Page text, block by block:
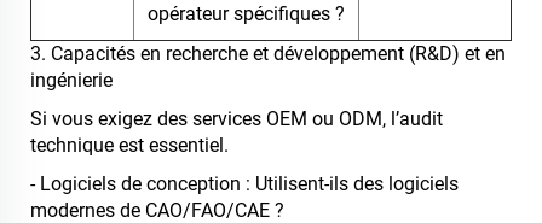
opérateur spécifiques ?
3. Capacités en recherche et développement (R&D) et en
ingénierie
Si vous exigez des services OEM ou ODM, l’audit
technique est essentiel.
- Logiciels de conception : Utilisent-ils des logiciels
modernes de CAO/FAO/CAE ?